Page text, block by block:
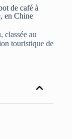
de café à
en Chine
classée au
touristique de